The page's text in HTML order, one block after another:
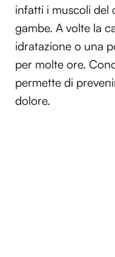
infatti i muscoli del
gambe. A volte la
idratazione o una
per molte ore.
permette di
dolore.